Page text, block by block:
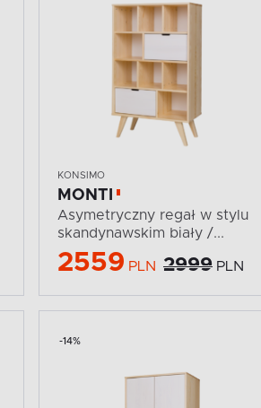
KONSIMO
MONTI
Asymetryczny regał w stylu
skandynawskim biały /...
2559 PLN 2999 PLN
-14%